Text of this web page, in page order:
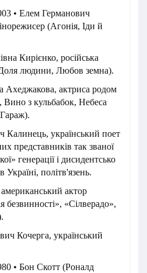
• Елем Германович
(Агонія, Іди й
Кирієнко, російська
людини, Любов земна).
Ахеджакова, актриса родом
Вино з кульбабок, Небеса
Гараж).
Калинець, український поет
представників так званої
генерації і дисидентсько
політв'язень.
актор
«Сілверадо»,
Кочерга, український
• Бон Скотт (Роналд